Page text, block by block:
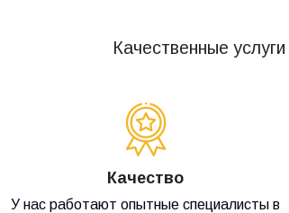
Качественные
Качество
У нас работают опытные специалисты в